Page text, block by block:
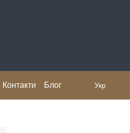
Контакти
Блог
Укр